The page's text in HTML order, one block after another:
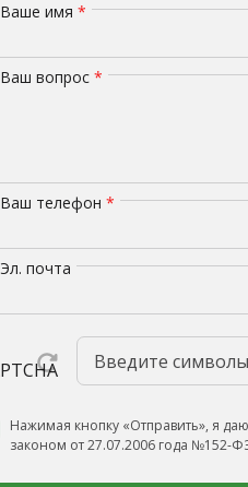
Ваше имя*
Ваш вопрос*
Ваш телефон*
Эл. почта
Нажимая кнопку «Отправить», я
законом от 27.07.2006 года №152-